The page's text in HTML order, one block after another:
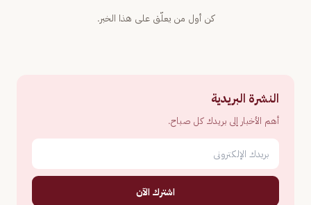
كن أول من يعلّق على هذا الخبر.
النشرة البريدية
أهم الأخبار إلى بريدك كل صباح.
اشترك الآن